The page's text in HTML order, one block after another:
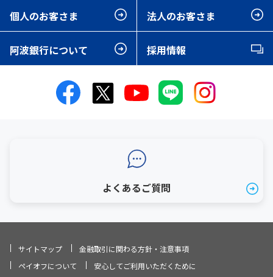
個人のお客さま 法人のお客さま
阿波銀行について 採用情報
よくあるご質問
サイトマップ
金融取引に関わる方針・注意事項
ペイオフについて
安心してご利用いただくために